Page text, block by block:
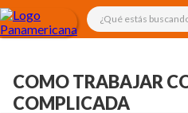
¿Qué estás
COMO TRABAJAR
COMPLICADA